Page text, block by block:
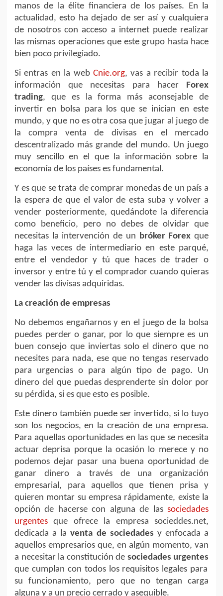
manos de la élite financiera de los países. En la
actualidad, esto ha dejado de ser así y cualquiera
de nosotros con acceso a internet puede realizar
las mismas operaciones que este grupo hasta hace
bien poco privilegiado.
Si entras en la web Cnie.org, vas a recibir toda la
información que necesitas para hacer
Forex
trading, que es la forma más aconsejable de
invertir en bolsa para los que se inician en este
mundo, y que no es otra cosa que jugar al juego de
la compra venta de divisas en el mercado
descentralizado más grande del mundo. Un juego
muy sencillo en el que la información sobre la
economía de los países es fundamental.
Y es que se trata de comprar monedas de un país a
la espera de que el valor de esta suba y volver a
vender posteriormente, quedándote la diferencia
como beneficio, pero no debes de olvidar que
necesitas la intervención de un bróker Forex que
haga las veces de intermediario en este parqué,
entre el vendedor y tú que haces de trader o
inversor y entre tú y el comprador cuando quieras
vender las divisas adquiridas.
La creación de empresas
No debemos engañarnos y en el juego de la bolsa
puedes perder o ganar, por lo que siempre es un
buen consejo que inviertas solo el dinero que no
necesites para nada, ese que no tengas reservado
para urgencias o para algún tipo de pago. Un
dinero del que puedas desprenderte sin dolor por
su pérdida, si es que esto es posible.
Este dinero también puede ser invertido, si lo tuyo
son los negocios, en la creación de una empresa.
Para aquellas oportunidades en las que se necesita
actuar deprisa porque la ocasión lo merece y no
podemos dejar pasar una buena oportunidad de
ganar dinero a través de una organización
empresarial, para aquellos que tienen prisa y
quieren montar su empresa rápidamente, existe la
opción de hacerse con alguna de las sociedades
urgentes que ofrece la empresa socieddes.net,
dedicada a laventa de sociedades y enfocada a
aquellos empresarios que, en algún momento, van
a necesitar la constitución de sociedades urgentes
que cumplan con todos los requisitos legales para
su funcionamiento, pero que no tengan carga
alguna y a un precio cerrado y asequible.